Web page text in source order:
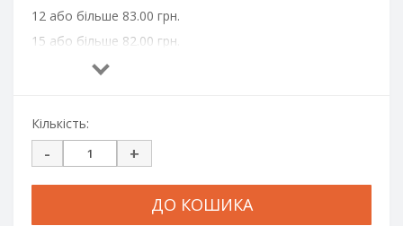
12 або більше 83.00 грн.
15 або більше 82.00 грн.
20 або більше 81.00 грн.
40 або більше 79.00 грн.
50 або більше 78.00 грн.
100 або більше 77.00 грн.
300 або більше 76.00 грн.
500 або більше 75.00 грн.
Кількість:
- +
ДО КОШИКА